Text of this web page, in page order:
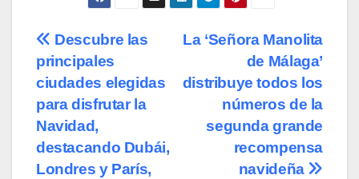
Navegación
de
entradas
La ‘Señora Manolita
de Málaga’
distribuye todos los
números de la
segunda grande
recompensa
navideña
Descubre las
principales
ciudades elegidas
para disfrutar la
Navidad,
destacando Dubái,
Londres y París,